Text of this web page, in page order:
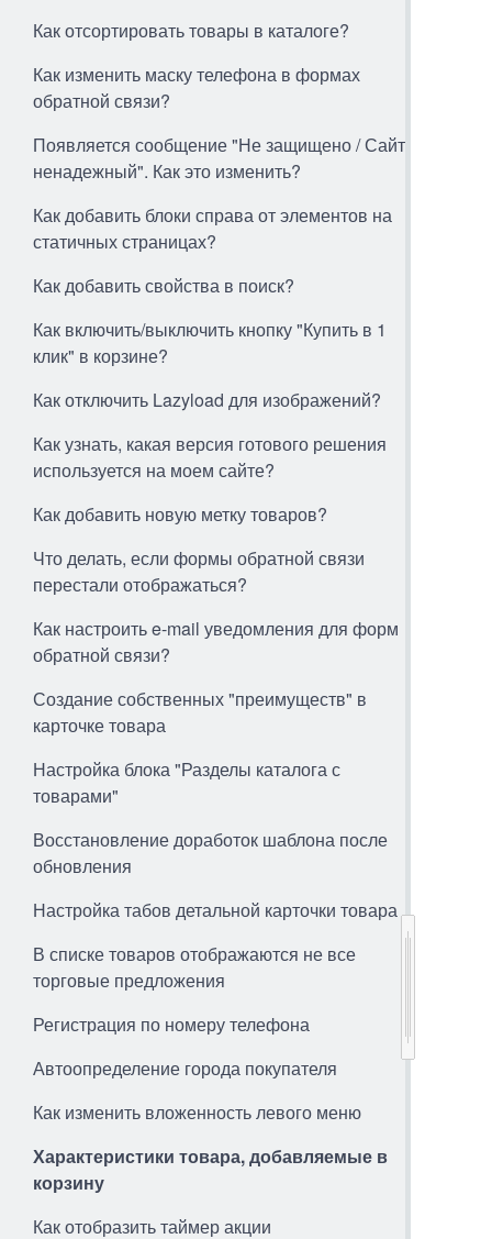
Как отсортировать товары в каталоге?
Как изменить маску телефона в формах
обратной связи?
Появляется сообщение "Не защищено / Сайт
ненадежный". Как это изменить?
Как добавить блоки справа от элементов на
статичных страницах?
Как добавить свойства в поиск?
Как включить/выключить кнопку "Купить в 1
клик" в корзине?
Как отключить Lazyload для изображений?
Как узнать, какая версия готового решения
используется на моем сайте?
Как добавить новую метку товаров?
Что делать, если формы обратной связи
перестали отображаться?
Как настроить e-mail уведомления для форм
обратной связи?
Создание собственных "преимуществ" в
карточке товара
Настройка блока "Разделы каталога с
товарами"
Восстановление доработок шаблона после
обновления
Настройка табов детальной карточки товара
В списке товаров отображаются не все
торговые предложения
Регистрация по номеру телефона
Автоопределение города покупателя
Как изменить вложенность левого меню
Характеристики товара, добавляемые в
корзину
Как отобразить таймер акции